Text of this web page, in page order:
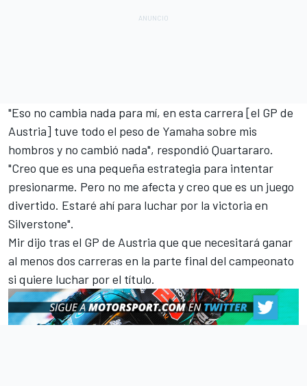
"Eso no cambia nada para mí, en esta carrera [el GP de
Austria] tuve todo el peso de Yamaha sobre mis
hombros y no cambió nada", respondió Quartararo.
"Creo que es una pequeña estrategia para intentar
presionarme. Pero no me afecta y creo que es un juego
divertido. Estaré ahí para luchar por la victoria en
Silverstone".
Mir dijo tras el GP de Austria que que necesitará ganar
al menos dos carreras en la parte final del campeonato
si quiere luchar por el título.